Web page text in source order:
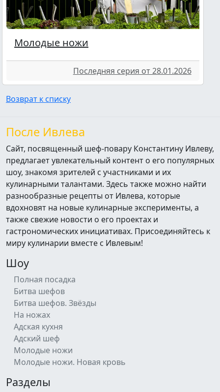
Молодые ножи
Последняя серия от 28.01.2026
Возврат к списку
После Ивлева
Сайт, посвященный шеф-повару Константину Ивлеву,
предлагает увлекательный контент о его популярных
шоу, знакомя зрителей с участниками и их
кулинарными талантами. Здесь также можно найти
разнообразные рецепты от Ивлева, которые
вдохновят на новые кулинарные эксперименты, а
также свежие новости о его проектах и
гастрономических инициативах. Присоединяйтесь к
миру кулинарии вместе с Ивлевым!
Шоу
Полная посадка
Битва шефов
Битва шефов. Звёзды
На ножах
Адская кухня
Адский шеф
Молодые ножи
Молодые ножи. Новая кровь
Разделы